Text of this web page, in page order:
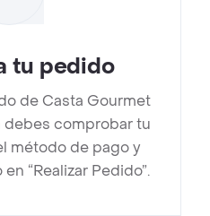
tu pedido
de Casta Gourmet
debes comprobar tu
método de pago y
“Realizar Pedido”.